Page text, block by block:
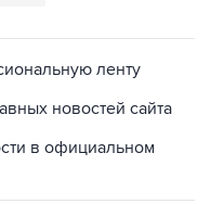
ленту
новостей сайта
в официальном